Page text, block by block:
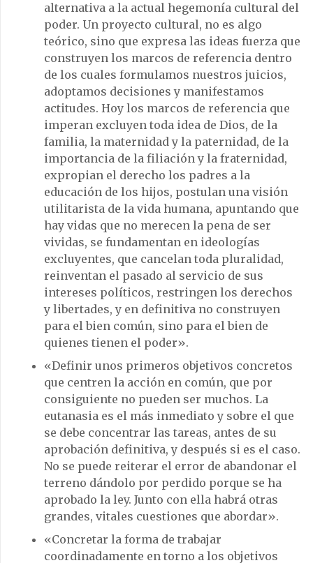
alternativa a la actual hegemonía cultural del
poder. Un proyecto cultural, no es algo
teórico, sino que expresa las ideas fuerza que
construyen los marcos de referencia dentro
de los cuales formulamos nuestros juicios,
adoptamos decisiones y manifestamos
actitudes. Hoy los marcos de referencia que
imperan excluyen toda idea de Dios, de la
familia, la maternidad y la paternidad, de la
importancia de la filiación y la fraternidad,
expropian el derecho los padres a la
educación de los hijos, postulan una visión
utilitarista de la vida humana, apuntando que
hay vidas que no merecen la pena de ser
vividas, se fundamentan en ideologías
excluyentes, que cancelan toda pluralidad,
reinventan el pasado al servicio de sus
intereses políticos, restringen los derechos
y libertades, y en definitiva no construyen
para el bien común, sino para el bien de
quienes tienen el poder».
«Definir unos primeros objetivos concretos
que centren la acción en común, que por
consiguiente no pueden ser muchos. La
eutanasia es el más inmediato y sobre el que
se debe concentrar las tareas, antes de su
aprobación definitiva, y después si es el caso.
No se puede reiterar el error de abandonar el
terreno dándolo por perdido porque se ha
aprobado la ley. Junto con ella habrá otras
grandes, vitales cuestiones que abordar».
«Concretar la forma de trabajar
coordinadamente en torno a los objetivos